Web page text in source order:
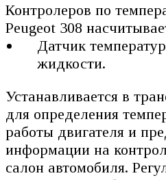
Контролеров по
Peugeot 308
Датчик
жидкости.
Устанавливается в
для определения
работы двигателя и
информации на
салон автомобиля.